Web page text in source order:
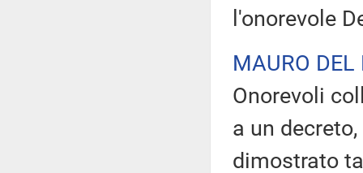
l'onorevole
MAURO DEL
Onorevoli
a un
dimostrato